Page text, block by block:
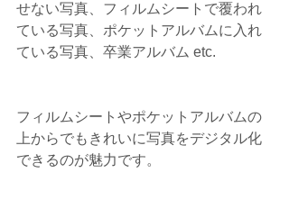
せない写真、フィルムシートで覆われ
ている写真、ポケットアルバムに入れ
ている写真、卒業アルバム etc.
フィルムシートやポケットアルバムの
上からでもきれいに写真をデジタル化
できるのが魅力です。